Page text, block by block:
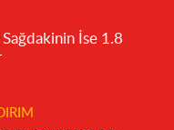
İse 1.8